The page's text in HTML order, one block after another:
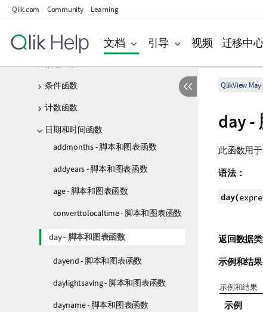
Qlik.com Community Learning
文档 引导 视频 迁移中
Aggr
分析连接
条件函数
计数函数
日期和时间函数
addmonths - 脚本和图表函数
addyears - 脚本和图表函数
age - 脚本和图表函数
converttolocaltime - 脚本和图表函数
day - 脚本和图表函数
dayend - 脚本和图表函数
daylightsaving - 脚本和图表函数
dayname - 脚本和图表函数
QlikView May
day -
此函数用
语法：
day(
返回数据
示例和结果
示例和结果
示例